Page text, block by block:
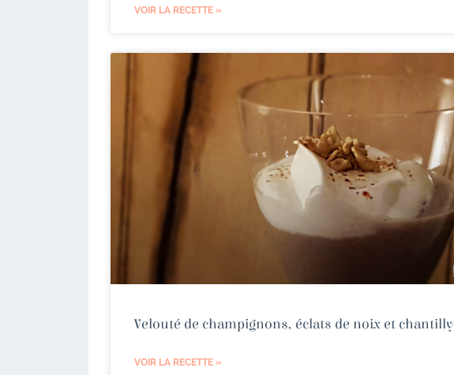
VOIR LA RECETTE »
Velouté de champignons, éclats de noix et chantilly
VOIR LA RECETTE »